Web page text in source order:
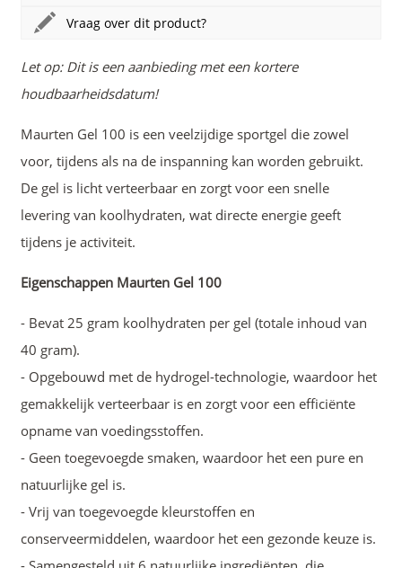
Vraag over dit product?
Let op: Dit is een aanbieding met een kortere
houdbaarheidsdatum!
Maurten Gel 100 is een veelzijdige sportgel die zowel
voor, tijdens als na de inspanning kan worden gebruikt.
De gel is licht verteerbaar en zorgt voor een snelle
levering van koolhydraten, wat directe energie geeft
tijdens je activiteit.
Eigenschappen Maurten Gel 100
- Bevat 25 gram koolhydraten per gel (totale inhoud van
40 gram).
- Opgebouwd met de hydrogel-technologie, waardoor het
gemakkelijk verteerbaar is en zorgt voor een efficiënte
opname van voedingsstoffen.
- Geen toegevoegde smaken, waardoor het een pure en
natuurlijke gel is.
- Vrij van toegevoegde kleurstoffen en
conserveermiddelen, waardoor het een gezonde keuze is.